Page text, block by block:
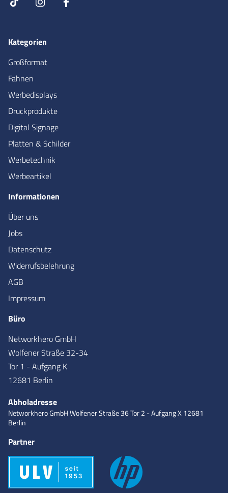
Kategorien
Großformat
Fahnen
Werbedisplays
Druckprodukte
Digital Signage
Platten & Schilder
Werbetechnik
Werbeartikel
Informationen
Über uns
Jobs
Datenschutz
Widerrufsbelehrung
AGB
Impressum
Büro
Networkhero GmbH
Wolfener Straße 32-34
Tor 1 - Aufgang K
12681 Berlin
Abholadresse
Networkhero GmbHWolfener Straße 36Tor 2 - Aufgang X12681
Berlin
Partner